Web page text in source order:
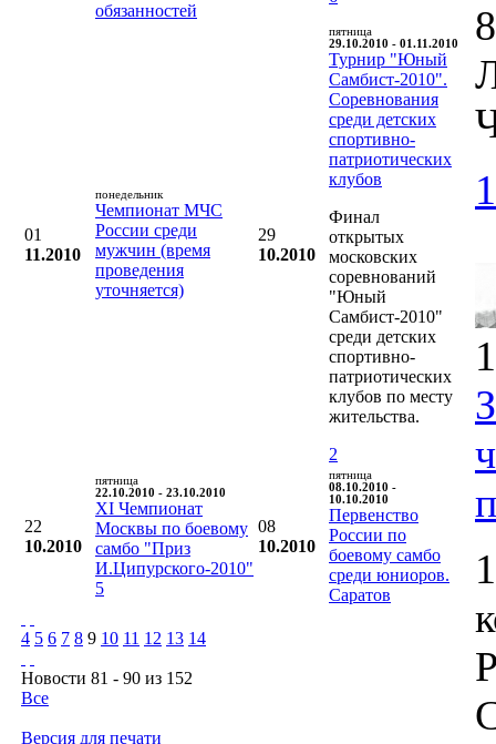
обязанностей
01
11.2010
понедельник
Чемпионат МЧС
России среди
мужчин (время
проведения
уточняется)
29
10.2010
пятница
29.10.2010 - 01.11.2010
Турнир "Юный
Самбист-2010".
Соревнования
среди детских
спортивно-
патриотических
клубов
Финал
открытых
московских
соревнований
"Юный
Самбист-2010"
среди детских
спортивно-
патриотических
клубов по месту
жительства.
2
22
10.2010
пятница
22.10.2010 - 23.10.2010
XI Чемпионат
Москвы по боевому
самбо "Приз
И.Ципурского-2010"
5
08
10.2010
пятница
08.10.2010 -
10.10.2010
Первенство
России по
боевому самбо
среди юниоров.
Саратов
4 5 6 7 8 9 10 11 12 13 14
Новости 81 - 90 из 152
Все
Версия для печати
1